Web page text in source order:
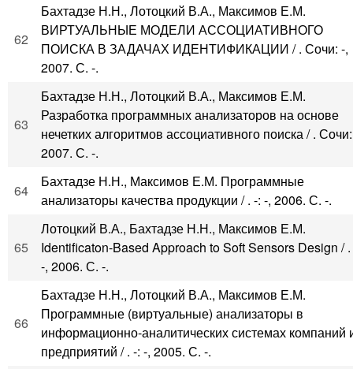
62
Бахтадзе Н.Н., Лотоцкий В.А., Максимов Е.М.
ВИРТУАЛЬНЫЕ МОДЕЛИ АССОЦИАТИВНОГО
ПОИСКА В ЗАДАЧАХ ИДЕНТИФИКАЦИИ / . Сочи: -,
2007. С. -.
63
Бахтадзе Н.Н., Лотоцкий В.А., Максимов Е.М.
Разработка программных анализаторов на основе
нечетких алгоритмов ассоциативного поиска / .
2007. С. -.
64
Бахтадзе Н.Н., Максимов Е.М. Программные
анализаторы качества продукции / . -: -, 2006. С. -.
65
Лотоцкий В.А., Бахтадзе Н.Н., Максимов Е.М.
Identificaton-Based Approach to Soft Sensors Design / .
-, 2006. С. -.
66
Бахтадзе Н.Н., Лотоцкий В.А., Максимов Е.М.
Программные (виртуальные) анализаторы в
информационно-аналитических системах компаний
предприятий / . -: -, 2005. С. -.